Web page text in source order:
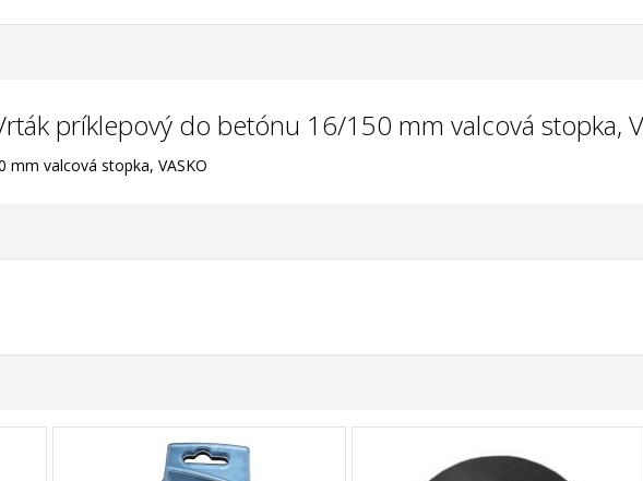
príklepový do betónu 16/150 mm valcová stopka,
mm valcová stopka, VASKO